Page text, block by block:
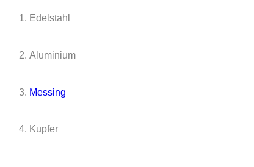
Edelstahl
Aluminium
Messing
Kupfer